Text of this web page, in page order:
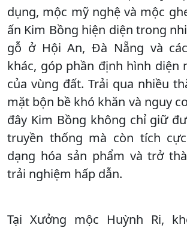
dụng, mộc mỹ nghệ và mộc
ấn Kim Bồng hiện diện trong
gỗ ở Hội An, Đà Nẵng và
khác, góp phần định hình diện
của vùng đất. Trải qua nhiều
mặt bộn bề khó khăn và nguy
đây Kim Bồng không chỉ giữ
truyền thống mà còn tích
dạng hóa sản phẩm và trở
trải nghiệm hấp dẫn.
Tại Xưởng mộc Huỳnh Ri,